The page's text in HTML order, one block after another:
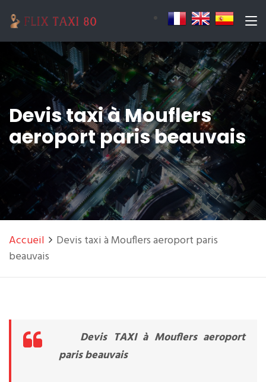
Devis taxi à Mouflers
aeroport paris beauvais
Accueil
Devis taxi à Mouflers aeroport paris
beauvais
Devis TAXI à Mouflers aeroport
paris beauvais